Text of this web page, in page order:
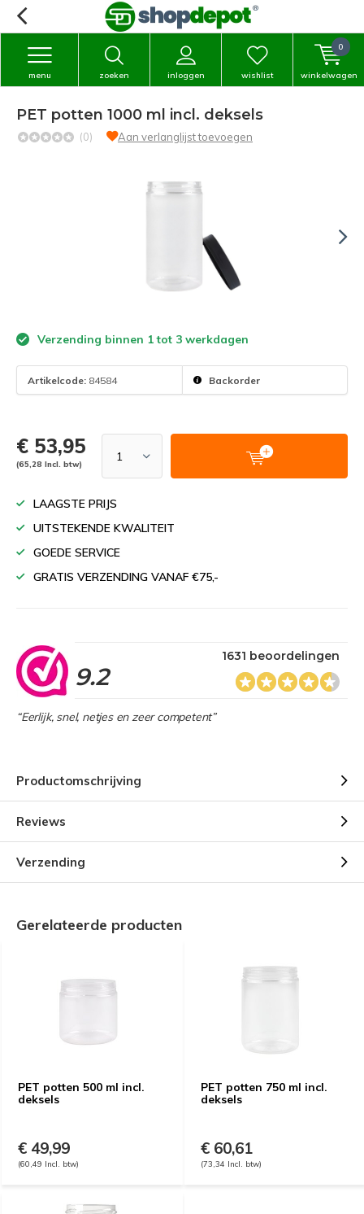
zoeken inloggen
menu wishlist winkelwagen
0
PET potten 1000 ml incl. deksels
(0) Aan verlanglijst toevoegen
Verzending binnen 1 tot 3 werkdagen
Artikelcode: 84584 Backorder
€ 53,95
(65,28 Incl. btw)
LAAGSTE PRIJS
UITSTEKENDE KWALITEIT
GOEDE SERVICE
GRATIS VERZENDING VANAF €75,-
9.2
1631 beoordelingen
“Eerlijk, snel, netjes en zeer competent”
Productomschrijving
Reviews
Verzending
Gerelateerde producten
PET potten 500 ml incl.
deksels
€ 49,99
(60,49 Incl. btw)
PET potten 750 ml incl.
deksels
€ 60,61
(73,34 Incl. btw)